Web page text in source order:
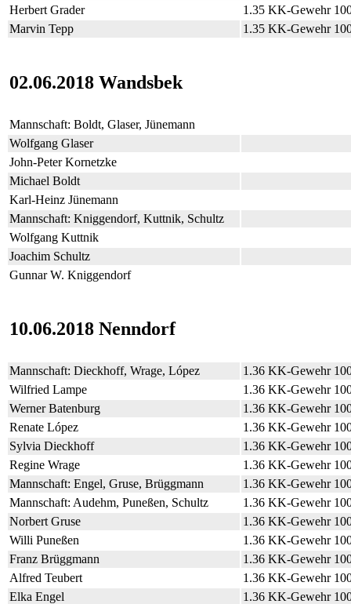
Herbert Grader
1.35 KK-Gewehr
Marvin Tepp
1.35 KK-Gewehr
02.06.2018 Wandsbek
Mannschaft: Boldt, Glaser, Jünemann
Wolfgang Glaser
John-Peter Kornetzke
Michael Boldt
Karl-Heinz Jünemann
Mannschaft: Kniggendorf, Kuttnik, Schultz
Wolfgang Kuttnik
Joachim Schultz
Gunnar W. Kniggendorf
10.06.2018 Nenndorf
Mannschaft: Dieckhoff, Wrage, López
1.36 KK-Gewehr
Wilfried Lampe
1.36 KK-Gewehr
Werner Batenburg
1.36 KK-Gewehr
Renate López
1.36 KK-Gewehr
Sylvia Dieckhoff
1.36 KK-Gewehr
Regine Wrage
1.36 KK-Gewehr
Mannschaft: Engel, Gruse, Brüggmann
1.36 KK-Gewehr
Mannschaft: Audehm, Puneßen, Schultz
1.36 KK-Gewehr
Norbert Gruse
1.36 KK-Gewehr
Willi Puneßen
1.36 KK-Gewehr
Franz Brüggmann
1.36 KK-Gewehr
Alfred Teubert
1.36 KK-Gewehr
Elka Engel
1.36 KK-Gewehr